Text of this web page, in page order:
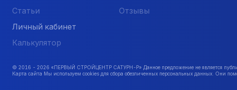
Статьи
Личный кабинет
Калькулятор
Отзывы
© 2016 - 2026 «ПЕРВЫЙ СТРОЙЦЕНТР САТУРН-Р» Данное предложение не является
Карта сайта Мы используем cookies для сбора обезличенных персональных данных. Они